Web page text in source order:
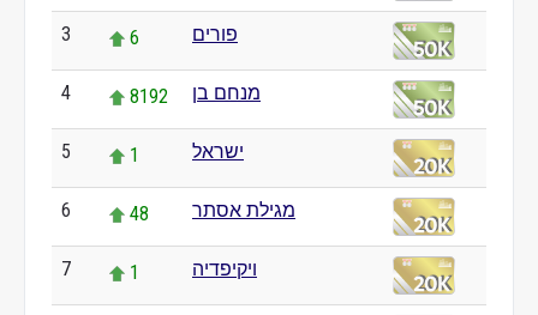
3 6 פורים
4 8192 מנחם בן
5 1 ישראל
6 48 מגילת אסתר
7 1 ויקיפדיה